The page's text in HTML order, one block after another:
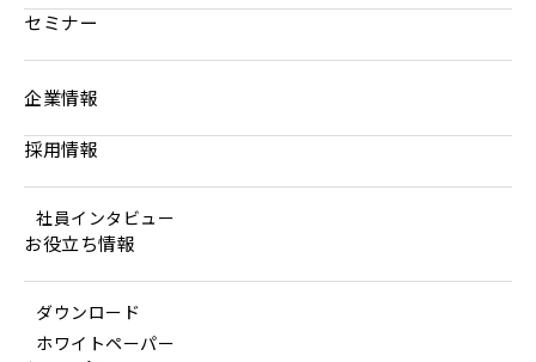
セミナー
企業情報
採用情報
社員インタビュー
お役立ち情報
ダウンロード
ホワイトペーパー